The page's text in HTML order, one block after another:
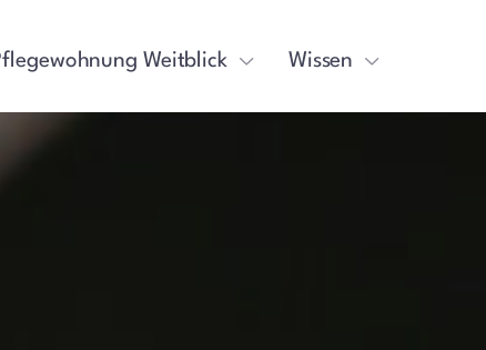
Weitblick Wissen